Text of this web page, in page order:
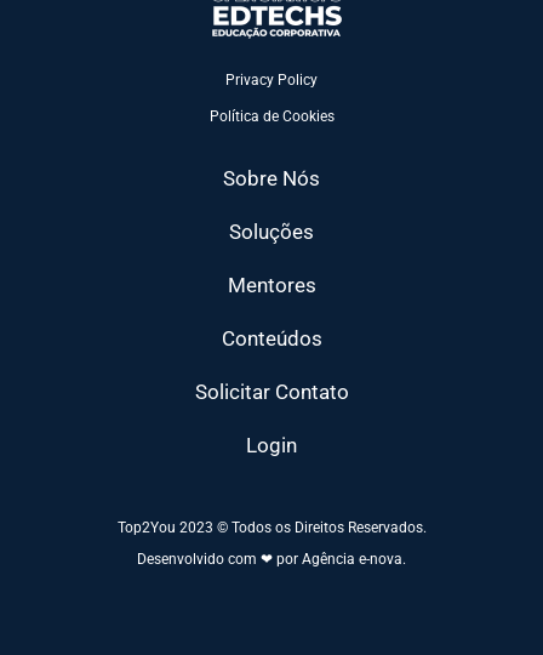
Privacy Policy
Política de Cookies
Sobre Nós
Soluções
Mentores
Conteúdos
Solicitar Contato
Login
Top2You 2023 © Todos os Direitos Reservados.
Desenvolvido com ❤ por Agência e-nova.